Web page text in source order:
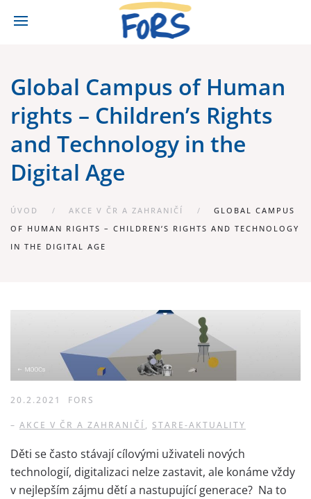
Global Campus of Human
rights – Children’s Rights
and Technology in the
Digital Age
ÚVOD AKCE V ČR A ZAHRANIČÍ
GLOBAL CAMPUS
OF HUMAN RIGHTS – CHILDREN’S RIGHTS AND TECHNOLOGY
IN THE DIGITAL AGE
20.2.2021 FORS
– AKCE V ČR A ZAHRANIČÍ , STARE-AKTUALITY
Děti se často stávají cílovými uživateli nových
technologií, digitalizaci nelze zastavit, ale konáme vždy
v nejlepším zájmu dětí a nastupující generace? Na to